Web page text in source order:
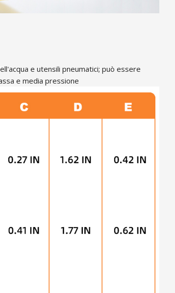
e utensili pneumatici; può essere
e media pressione